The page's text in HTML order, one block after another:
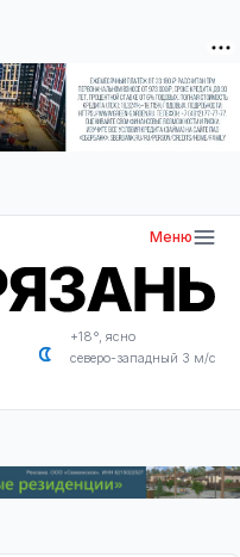
Меню
+18°, ясно
северо-западный 3 м/с